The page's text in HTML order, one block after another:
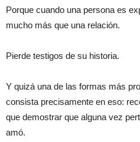
Porque cuando una persona es
mucho más que una relación.
Pierde testigos de su historia.
Y quizá una de las formas más
consista precisamente en eso:
que demostrar que alguna vez
amó.